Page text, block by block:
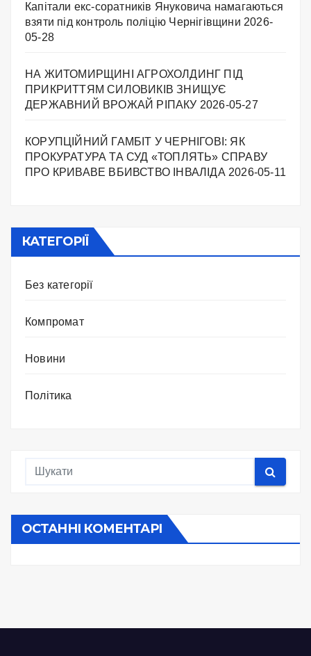
Капітали екс-соратників Януковича намагаються
взяти під контроль поліцію Чернігівщини 2026-
05-28
НА ЖИТОМИРЩИНІ АГРОХОЛДИНГ ПІД
ПРИКРИТТЯМ СИЛОВИКІВ ЗНИЩУЄ
ДЕРЖАВНИЙ ВРОЖАЙ РІПАКУ ​ 2026-05-27
КОРУПЦІЙНИЙ ГАМБІТ У ЧЕРНІГОВІ: ЯК
ПРОКУРАТУРА ТА СУД «ТОПЛЯТЬ» СПРАВУ
ПРО КРИВАВЕ ВБИВСТВО ІНВАЛІДА 2026-05-11
КАТЕГОРІЇ
Без категорії
Компромат
Новини
Політика
ОСТАННІ КОМЕНТАРІ